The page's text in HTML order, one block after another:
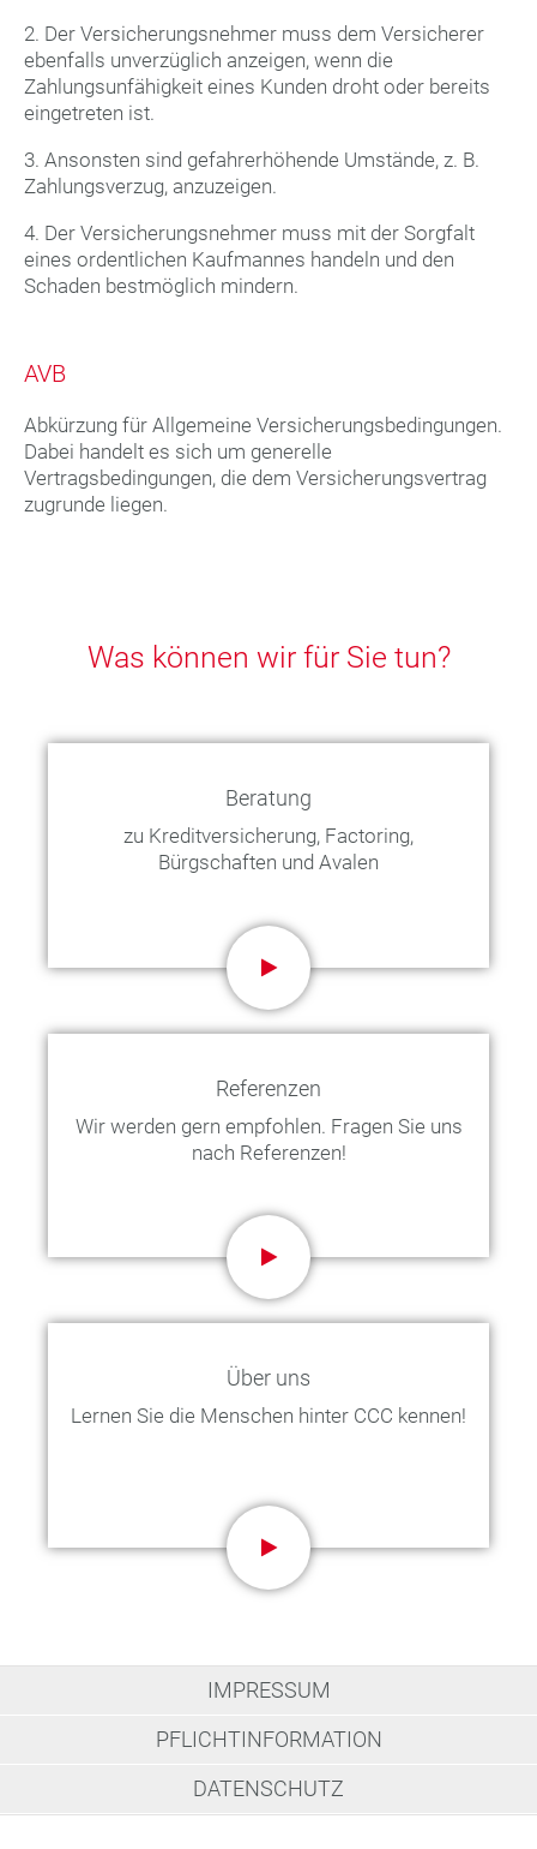
2. Der Versicherungsnehmer muss dem Versicherer
ebenfalls unverzüglich anzeigen, wenn die
Zahlungsunfähigkeit eines Kunden droht oder bereits
eingetreten ist.
3. Ansonsten sind gefahrerhöhende Umstände, z. B.
Zahlungsverzug, anzuzeigen.
4. Der Versicherungsnehmer muss mit der Sorgfalt
eines ordentlichen Kaufmannes handeln und den
Schaden bestmöglich mindern.
AVB
Abkürzung für Allgemeine Versicherungsbedingungen.
Dabei handelt es sich um generelle
Vertragsbedingungen, die dem Versicherungsvertrag
zugrunde liegen.
Was können wir für Sie tun?
Beratung
zu Kreditversicherung, Factoring,
Bürgschaften und Avalen
Referenzen
Wir werden gern empfohlen. Fragen Sie uns
nach Referenzen!
Über uns
Lernen Sie die Menschen hinter CCC kennen!
IMPRESSUM
PFLICHTINFORMATION
DATENSCHUTZ